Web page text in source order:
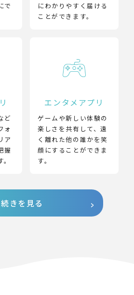
で
にわかりやすく届ける
ことができます。
ど
ォ
ア
握
エンタメアプリ
ゲームや新しい体験の
楽しさを共有して、遠
く離れた他の誰かを笑
顔にすることができま
す。
続きを見る